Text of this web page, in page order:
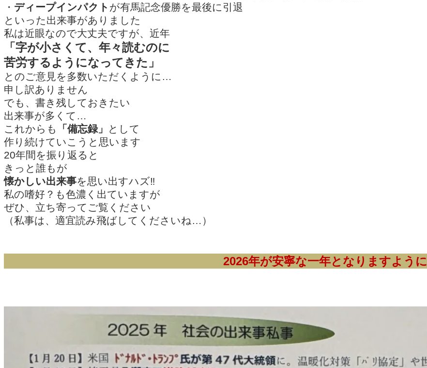
・ ディープインパクト が有馬記念優勝を最後に引退
といった出来事がありました
私は近眼なので大丈夫ですが、近年
「字が小さくて、年々読むのに
苦労するようになってきた」
とのご意見を多数いただくように…
申し訳ありません
でも、書き残しておきたい
出来事が多くて…
これからも
「備忘録」
として
作り続けていこうと思います
20年間を振り返ると
きっと誰もが
懐かしい出来事を思い出すハズ‼
私の嗜好？も色濃く出ていますが
ぜひ、立ち寄ってご覧ください
（私事は、適宜読み飛ばしてくださいね…）
2026年が安寧な一年となりますように